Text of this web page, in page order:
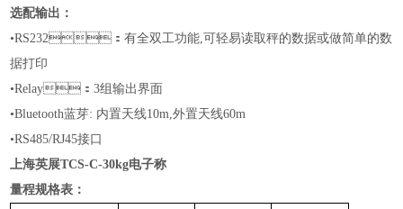
选配输出：
•RS232：有全双工功能,可轻易读取秤的数据或做简单的数
据打印
•Relay：3组输出界面
•Bluetooth蓝芽: 内置天线10m,外置天线60m
•RS485/RJ45接口
上海英展TCS-C-30kg电子称
量程规格表：